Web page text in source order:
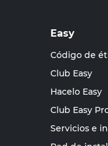
Easy
Código de
Club Easy
Hacelo Easy
Club Easy
Servicios e